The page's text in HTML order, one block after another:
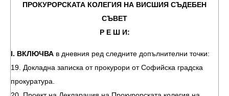
ПРОКУРОРСКАТА КОЛЕГИЯ НА ВИСШИЯ СЪДЕБЕН
СЪВЕТ
Р Е Ш И:
І. ВКЛЮЧВА в дневния ред следните допълнителни точки:
19. Докладна записка от прокурори от Софийска градска
прокуратура.